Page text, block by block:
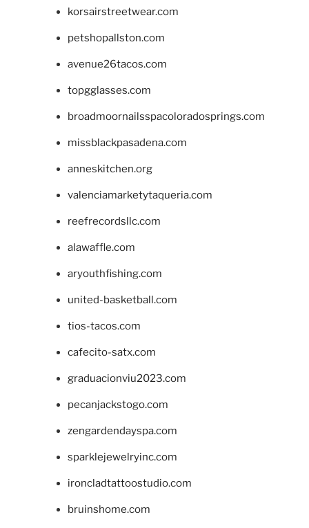
korsairstreetwear.com
petshopallston.com
avenue26tacos.com
topgglasses.com
broadmoornailsspacoloradosprings.com
missblackpasadena.com
anneskitchen.org
valenciamarketytaqueria.com
reefrecordsllc.com
alawaffle.com
aryouthfishing.com
united-basketball.com
tios-tacos.com
cafecito-satx.com
graduacionviu2023.com
pecanjackstogo.com
zengardendayspa.com
sparklejewelryinc.com
ironcladtattoostudio.com
bruinshome.com